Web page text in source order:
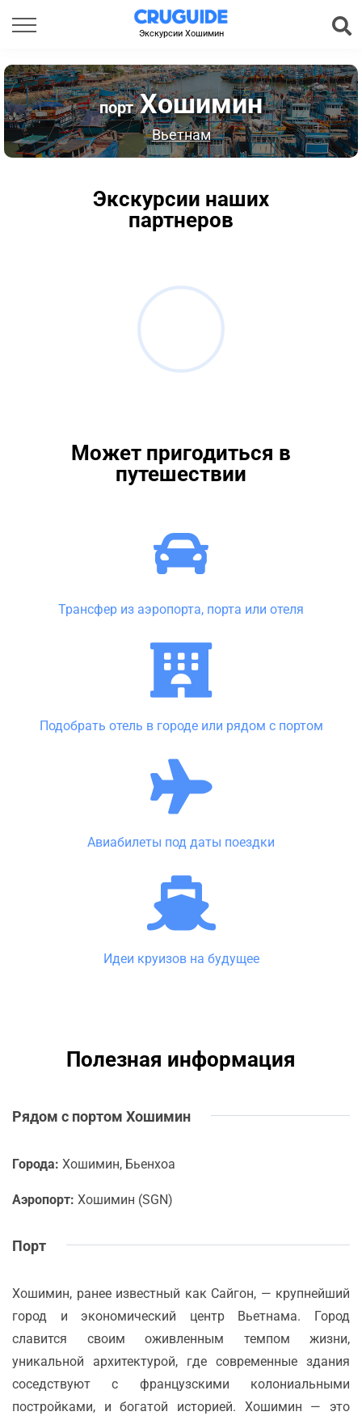
Экскурсии Хошимин
портХошимин
Вьетнам
Экскурсии наших
партнеров
Может пригодиться в
путешествии
Трансфер из аэропорта, порта или отеля
Подобрать отель в городе или рядом с портом
Авиабилеты под даты поездки
Идеи круизов на будущее
Полезная информация
Рядом с портом Хошимин
Города: Хошимин, Бьенхоа
Аэропорт: Хошимин (SGN)
Порт
Хошимин, ранее известный как Сайгон, — крупнейший
город и экономический центр Вьетнама. Город
славится своим оживленным темпом жизни,
уникальной архитектурой, где современные здания
соседствуют с французскими колониальными
постройками, и богатой историей. Хошимин — это